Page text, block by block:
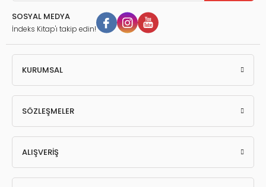
SOSYAL MEDYA
İndeks Kitap'ı takip edin!
KURUMSAL
SÖZLEŞMELER
ALIŞVERİŞ